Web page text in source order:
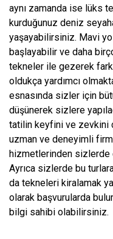
aynı zamanda ise lüks
kurduğunuz deniz
yaşayabilirsiniz. Mavi
başlayabilir ve daha
tekneler ile gezerek
oldukça yardımcı
esnasında sizler için
düşünerek sizlere
tatilin keyfini ve zevkini
uzman ve deneyimli
hizmetlerinden sizlerde
Ayrıca sizlerde bu
da tekneleri kiralamak
olarak başvurularda
bilgi sahibi olabilirsiniz.